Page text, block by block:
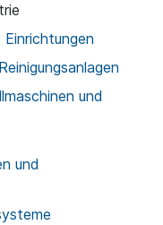
und
und